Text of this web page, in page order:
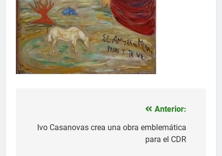
de
Anterior:
Ivo Casanovas crea una obra emblemática
para el CDR